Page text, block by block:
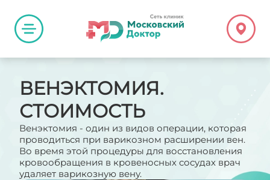
ВЕНЭКТОМИЯ.
СТОИМОСТЬ
Венэктомия - один из видов операции, которая
проводиться при варикозном расширении вен.
Во время этой процедуры для восстановления
кровообращения в кровеносных сосудах врач
удаляет варикозную вену.